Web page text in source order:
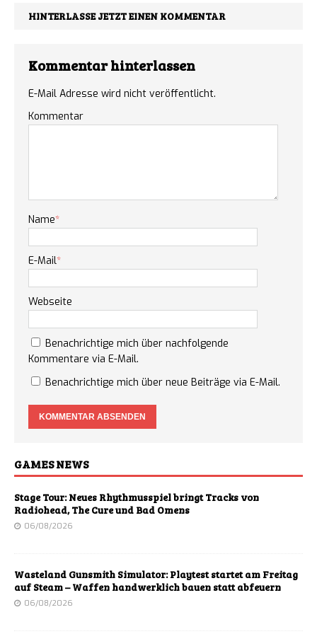
HINTERLASSE JETZT EINEN KOMMENTAR
Kommentar hinterlassen
E-Mail Adresse wird nicht veröffentlicht.
Kommentar
Name*
E-Mail*
Webseite
Benachrichtige mich über nachfolgende
Kommentare via E-Mail.
Benachrichtige mich über neue Beiträge via E-Mail.
GAMES NEWS
Stage Tour: Neues Rhythmusspiel bringt Tracks von
Radiohead, The Cure und Bad Omens
06/08/2026
Wasteland Gunsmith Simulator: Playtest startet am Freitag
auf Steam – Waffen handwerklich bauen statt abfeuern
06/08/2026